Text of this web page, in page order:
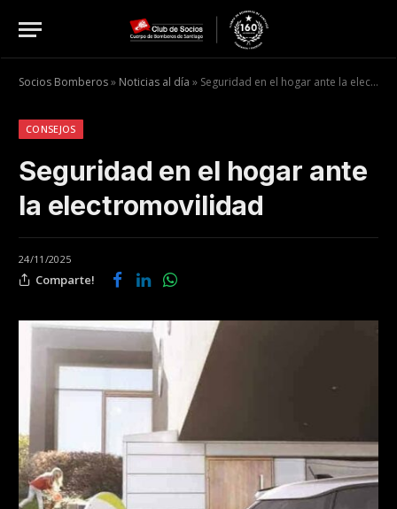
Socios Bomberos» Noticias al día » Seguridad en el hogar ante la electromovilidad
CONSEJOS
Seguridad en el hogar ante
la electromovilidad
24/11/2025
Comparte!